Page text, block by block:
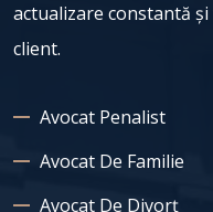
actualizare constantă
client.
Avocat Penalist
Avocat De Familie
Avocat De Divorț